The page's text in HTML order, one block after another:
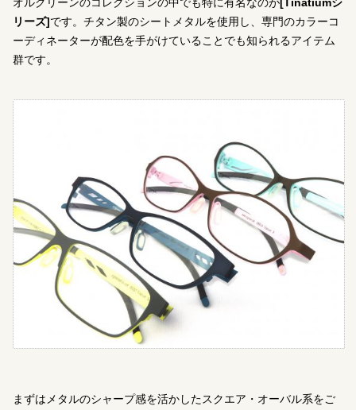
リーズ]です。チタン製のシートメタルを使用し、専門のカラーコ
ーディネーターが配色を手がけていることでも知られるアイテム
群です。
まずはメタルのシャープ感を活かしたスクエア・オーバル系をご